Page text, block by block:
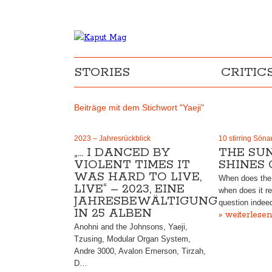
STORIES
Beiträge mit dem Stichwort "Yaeji"
2023 – Jahresrückblick
„… I DANCED BY
VIOLENT TIMES IT
WAS HARD TO LIVE,
LIVE“ – 2023, EINE
JAHRESBEWÄLTIGUNG
IN 25 ALBEN
Anohni and the Johnsons, Yaeji,
Tzusing, Modular Organ System,
Andre 3000, Avalon Emerson, Tirzah,
D…
10 stirring
THE
SHINES
When does
when does it
question
» weiterlesen